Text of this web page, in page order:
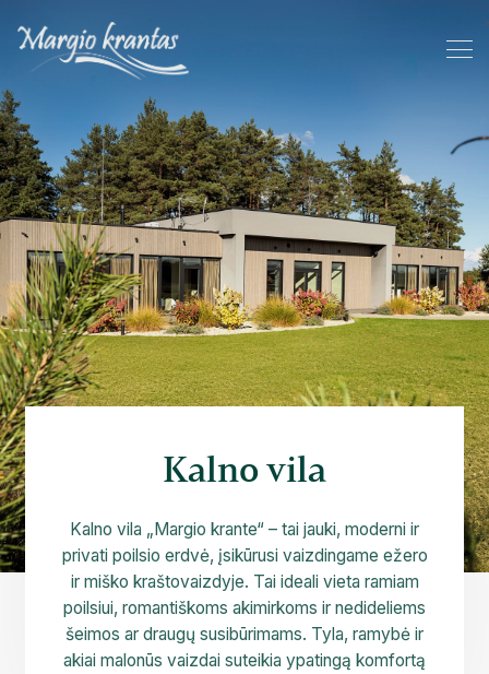
Kalno vila
Kalno vila „Margio krante“ – tai jauki, moderni ir
privati poilsio erdvė, įsikūrusi vaizdingame ežero
ir miško kraštovaizdyje. Tai ideali vieta ramiam
poilsiui, romantiškoms akimirkoms ir nedideliems
šeimos ar draugų susibūrimams. Tyla, ramybė ir
akiai malonūs vaizdai suteikia ypatingą komfortą